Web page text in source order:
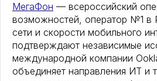
МегаФон — всероссийский
возможностей, оператор №1 в
сети и скорости мобильного
подтверждают независимые
международной компании
объединяет направления ИТ и